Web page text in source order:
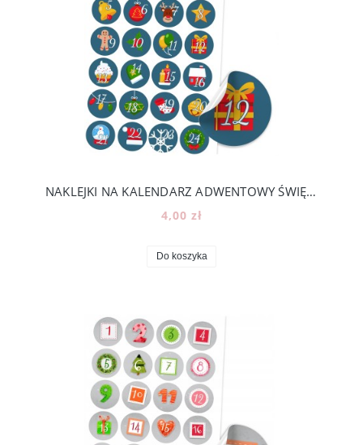
NAKLEJKI NA KALENDARZ ADWENTOWY ŚWIĘTA DIY - 24 KOLOROWE NUMERKI [12]
4,00 zł
Do koszyka